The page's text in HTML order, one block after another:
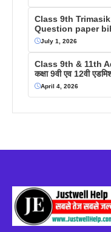
Class 9th
Question paper
July 1, 2026
Class 9th & 11th
कक्षा 9वी एव 12वी
April 4, 2026